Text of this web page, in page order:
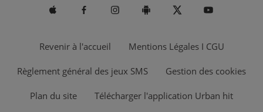
Revenir à l'accueil Mentions Légales I CGU
Règlement général des jeux SMS Gestion des cookies
Plan du site Télécharger l'application Urban hit